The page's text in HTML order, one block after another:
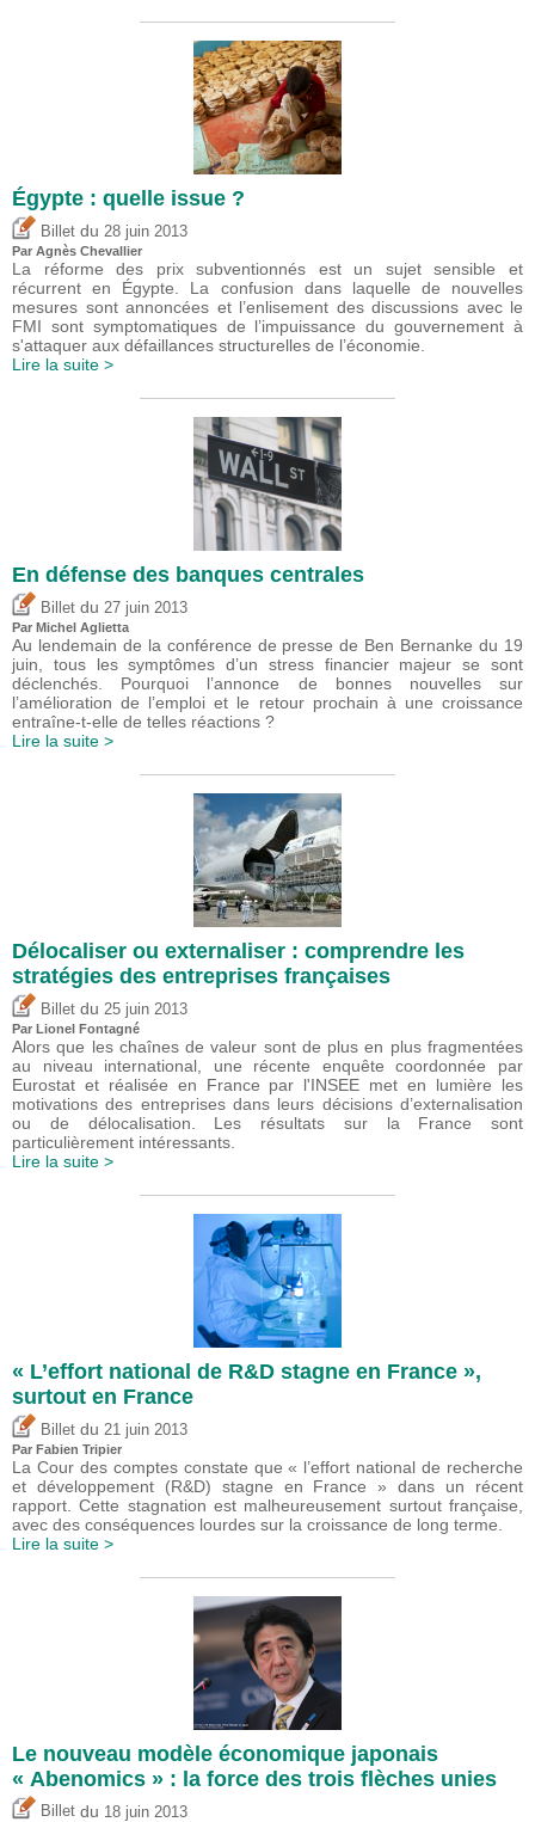
Égypte : quelle issue ?
Billet du 28 juin 2013
Par Agnès Chevallier
La réforme des prix subventionnés est un sujet sensible et
récurrent en Égypte. La confusion dans laquelle de nouvelles
mesures sont annoncées et l’enlisement des discussions avec le
FMI sont symptomatiques de l’impuissance du gouvernement à
s'attaquer aux défaillances structurelles de l’économie.
Lire la suite >
En défense des banques centrales
Billet du 27 juin 2013
Par Michel Aglietta
Au lendemain de la conférence de presse de Ben Bernanke du 19
juin, tous les symptômes d’un stress financier majeur se sont
déclenchés. Pourquoi l’annonce de bonnes nouvelles sur
l’amélioration de l’emploi et le retour prochain à une croissance
entraîne-t-elle de telles réactions ?
Lire la suite >
Délocaliser ou externaliser : comprendre les
stratégies des entreprises françaises
Billet du 25 juin 2013
Par Lionel Fontagné
Alors que les chaînes de valeur sont de plus en plus fragmentées
au niveau international, une récente enquête coordonnée par
Eurostat et réalisée en France par l'INSEE met en lumière les
motivations des entreprises dans leurs décisions d’externalisation
ou de délocalisation. Les résultats sur la France sont
particulièrement intéressants.
Lire la suite >
« L’effort national de R&D stagne en France »,
surtout en France
Billet du 21 juin 2013
Par Fabien Tripier
La Cour des comptes constate que « l’effort national de recherche
et développement (R&D) stagne en France » dans un récent
rapport. Cette stagnation est malheureusement surtout française,
avec des conséquences lourdes sur la croissance de long terme.
Lire la suite >
Le nouveau modèle économique japonais
« Abenomics » : la force des trois flèches unies
Billet du 18 juin 2013